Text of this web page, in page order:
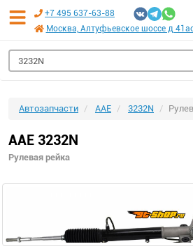
+7 495 637-63-88
Москва, Алтуфьевское шоссе д
Автозапчасти AAE 3232N
AAE 3232N
Рулевая рейка